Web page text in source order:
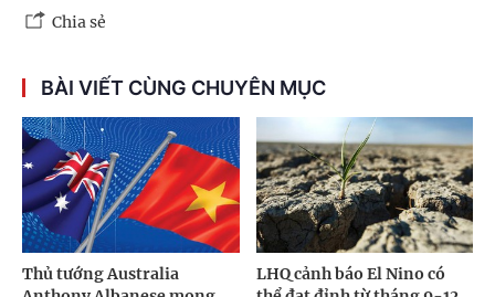
Chia sẻ
BÀI VIẾT CÙNG CHUYÊN MỤC
Thủ tướng Australia
LHQ cảnh báo El Nino có